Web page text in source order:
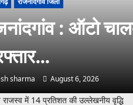
: ऑटो
sharma August 6, 2026